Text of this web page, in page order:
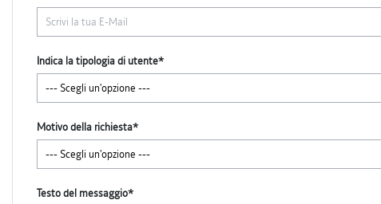
Indica la tipologia di utente*
Motivo della richiesta*
Testo del messaggio*